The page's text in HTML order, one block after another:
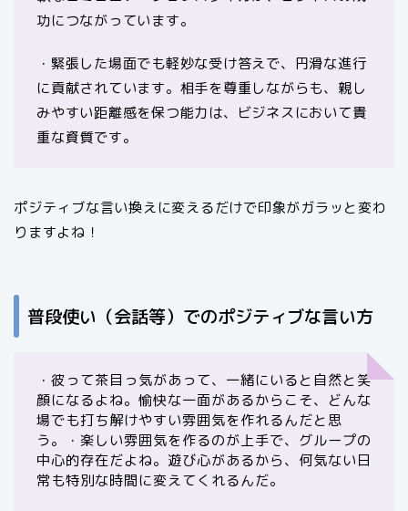
功につながっています。
・緊張した場面でも軽妙な受け答えで、円滑な進行
に貢献されています。相手を尊重しながらも、親し
みやすい距離感を保つ能力は、ビジネスにおいて貴
重な資質です。
ポジティブな言い換えに変えるだけで印象がガラッと変わ
りますよね！
普段使い（会話等）でのポジティブな言い方
・彼って茶目っ気があって、一緒にいると自然と笑
顔になるよね。愉快な一面があるからこそ、どんな
場でも打ち解けやすい雰囲気を作れるんだと思
う。・楽しい雰囲気を作るのが上手で、グループの
中心的存在だよね。遊び心があるから、何気ない日
常も特別な時間に変えてくれるんだ。